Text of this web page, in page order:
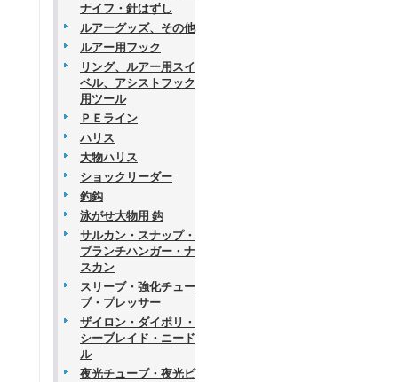
ナイフ・針はずし
ルアーグッズ、その他
ルアー用フック
リング、ルアー用スイ
ベル、アシストフック
用ツール
ＰＥライン
ハリス
大物ハリス
ショックリーダー
釣鈎
泳がせ大物用 鈎
サルカン・スナップ・
ブランチハンガー・ナ
スカン
スリーブ・強化チュー
ブ・プレッサー
ザイロン・ダイポリ・
シーブレイド・ニード
ル
夜光チューブ・夜光ビ